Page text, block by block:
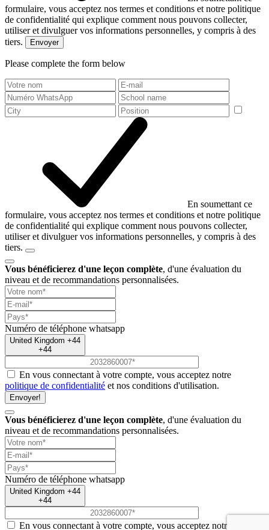
formulaire, vous acceptez nos termes et conditions et notre politique
de confidentialité qui explique comment nous pouvons collecter,
utiliser et divulguer vos informations personnelles, y compris à des
tiers.
Envoyer
Please complete the form below
En soumettant ce
formulaire, vous acceptez nos termes et conditions et notre politique
de confidentialité qui explique comment nous pouvons collecter,
utiliser et divulguer vos informations personnelles, y compris à des
tiers.
Vous bénéficierez d'une leçon complète, d'une évaluation du
niveau et de recommandations personnalisées.
Numéro de téléphone whatsapp
United Kingdom +44
+44
En vous connectant à votre compte, vous acceptez notre
politique de confidentialité et nos conditions d'utilisation.
Envoyer!
Vous bénéficierez d'une leçon complète, d'une évaluation du
niveau et de recommandations personnalisées.
Numéro de téléphone whatsapp
United Kingdom +44
+44
En vous connectant à votre compte, vous acceptez notre